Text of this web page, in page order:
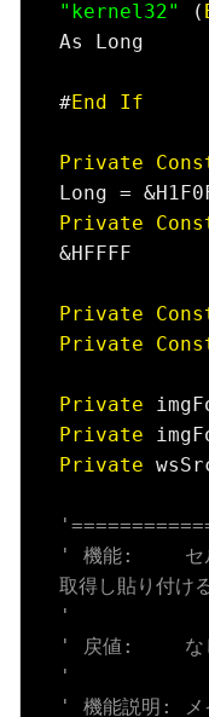
"kernel32" (
As Long
#End If
Private
Private
&HFFFF
Private
Private
Private
Private
Private
' 機能:　　 セ
取得し貼り付け
'
' 戻値:　　 な
'
' 機能説明: メ